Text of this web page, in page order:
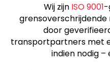
Wij zijn ISO 9001-
door
transportpartners met
indien nodig –